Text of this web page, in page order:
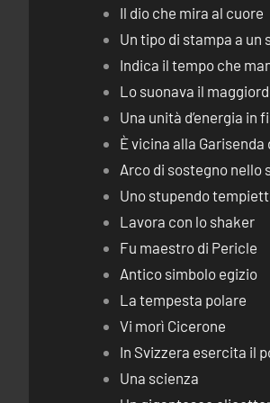
Il dio che mira al cuore
Un tipo di stampa a un
Indica il tempo che
Lo suonava il
Una unità d’energia in
È vicina alla Garisenda
Arco di sostegno nello
Uno stupendo
Lavora con lo shaker
Fu maestro di Pericle
Antico simbolo egizio
La tempesta polare
Vi morì Cicerone
In Svizzera esercita il
Una scienza